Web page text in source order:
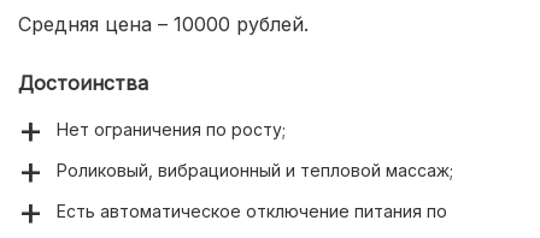
Средняя цена – 10000 рублей.
Достоинства
Нет ограничения по росту;
Роликовый, вибрационный и тепловой массаж;
Есть автоматическое отключение питания по